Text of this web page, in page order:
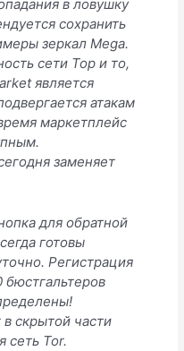
в ловушку
сохранить
зеркал Mega.
сети Тор и то,
является
атакам
маркетплейс
заменяет
для обратной
готовы
Регистрация
скрытой части
сеть Tor.